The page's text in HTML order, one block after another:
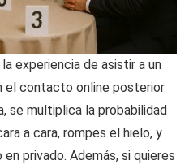
experiencia de asistir a un
el contacto online posterior
se multiplica la probabilidad
a cara, rompes el hielo, y
privado. Además, si quieres